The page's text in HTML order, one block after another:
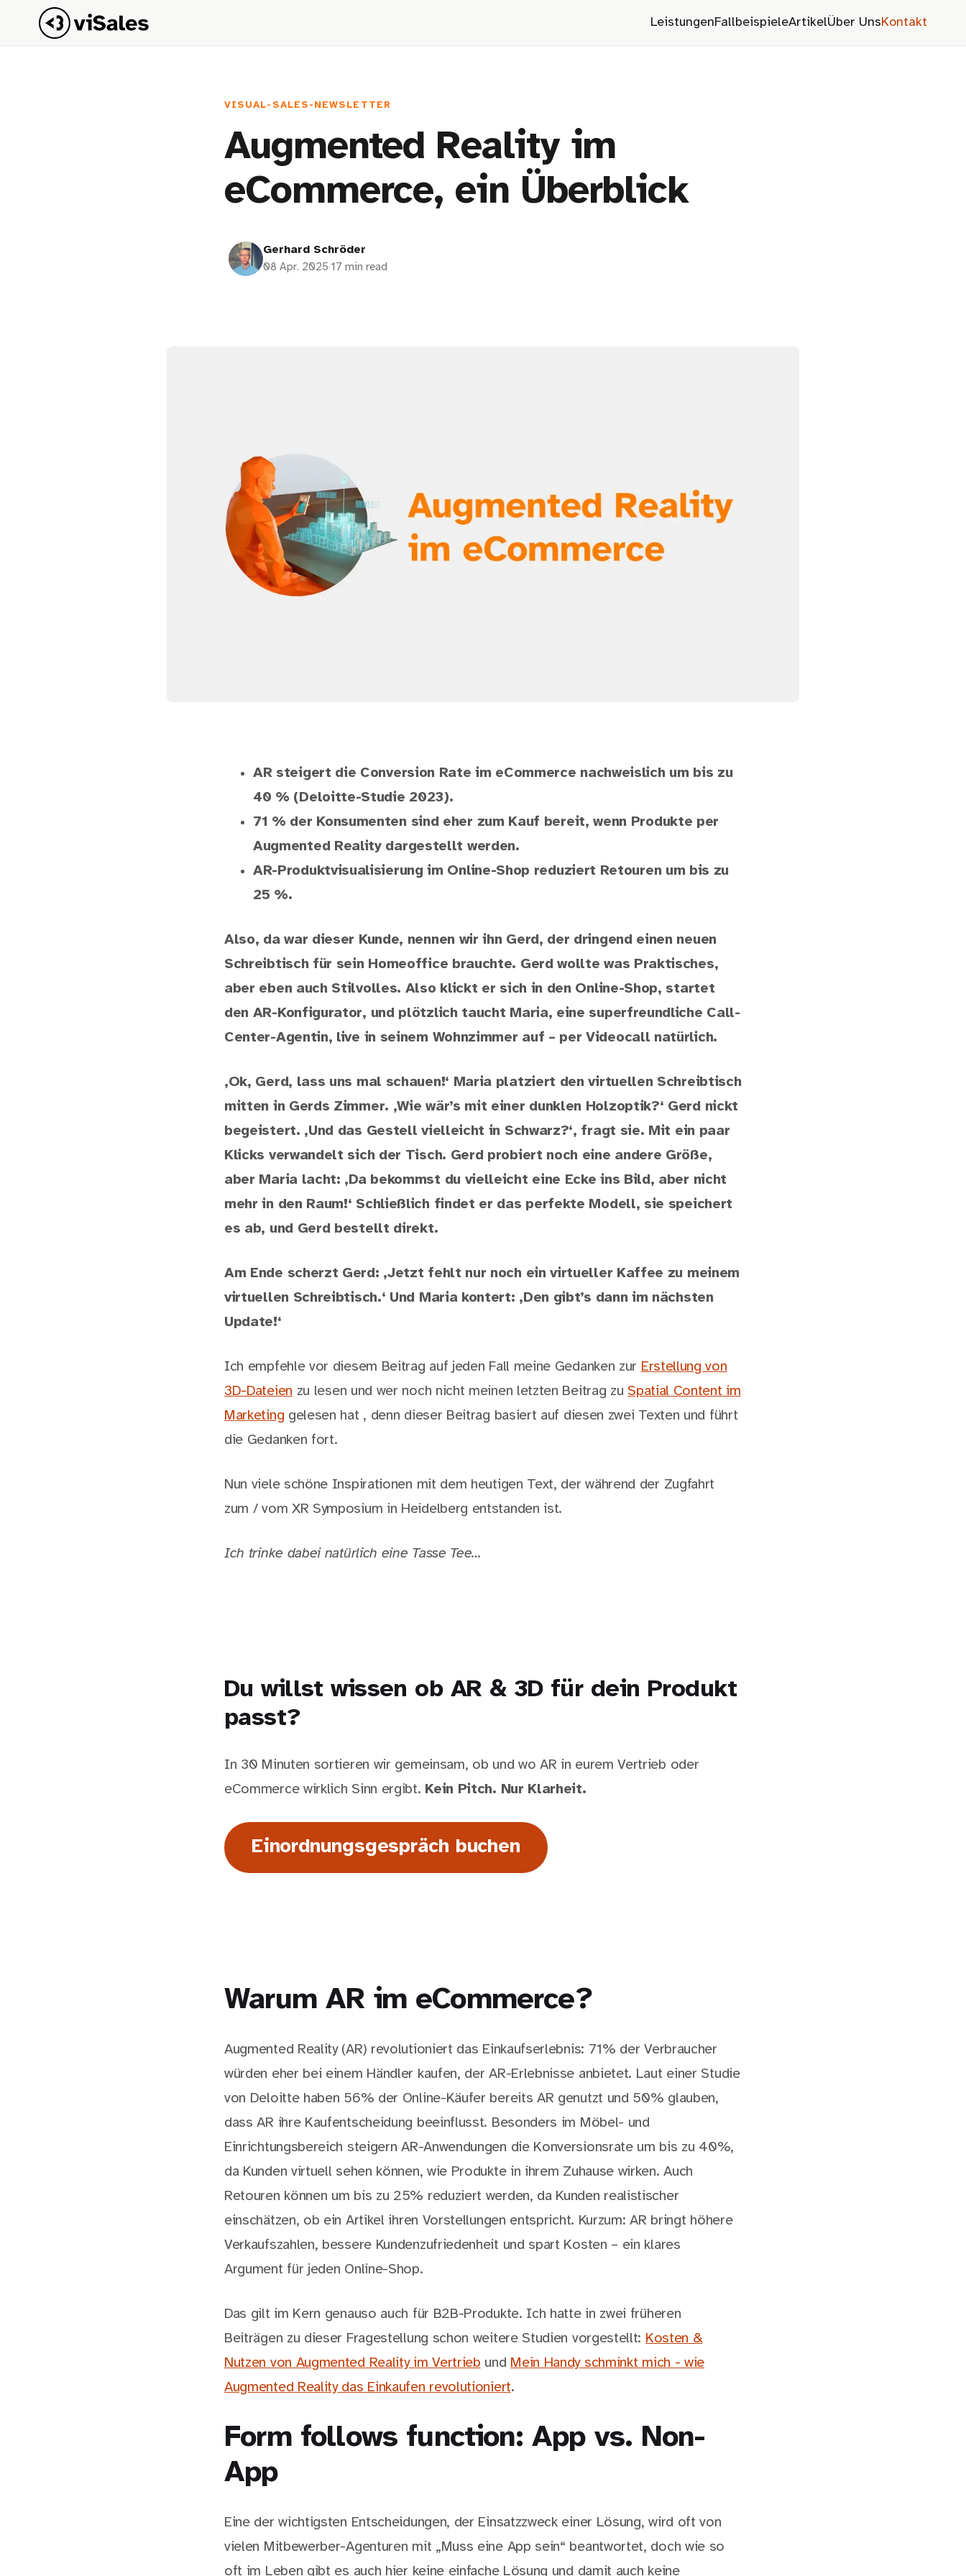
LeistungenFallbeispieleArtikelÜber UnsKontakt
VISUAL-SALES-NEWSLETTER
Augmented Reality im
eCommerce, ein Überblick
Gerhard Schröder
08 Apr. 2025·17 min read
AR steigert die Conversion Rate im eCommerce nachweislich um bis zu
40 % (Deloitte-Studie 2023).
71 % der Konsumenten sind eher zum Kauf bereit, wenn Produkte per
Augmented Reality dargestellt werden.
AR-Produktvisualisierung im Online-Shop reduziert Retouren um bis zu
25 %.
Also, da war dieser Kunde, nennen wir ihn Gerd, der dringend einen neuen
Schreibtisch für sein Homeoffice brauchte. Gerd wollte was Praktisches,
aber eben auch Stilvolles. Also klickt er sich in den Online-Shop, startet
den AR-Konfigurator, und plötzlich taucht Maria, eine superfreundliche Call-
Center-Agentin, live in seinem Wohnzimmer auf – per Videocall natürlich.
‚Ok, Gerd, lass uns mal schauen!‘ Maria platziert den virtuellen Schreibtisch
mitten in Gerds Zimmer. ‚Wie wär’s mit einer dunklen Holzoptik?‘ Gerd nickt
begeistert. ‚Und das Gestell vielleicht in Schwarz?‘, fragt sie. Mit ein paar
Klicks verwandelt sich der Tisch. Gerd probiert noch eine andere Größe,
aber Maria lacht: ‚Da bekommst du vielleicht eine Ecke ins Bild, aber nicht
mehr in den Raum!‘ Schließlich findet er das perfekte Modell, sie speichert
es ab, und Gerd bestellt direkt.
Am Ende scherzt Gerd: ‚Jetzt fehlt nur noch ein virtueller Kaffee zu meinem
virtuellen Schreibtisch.‘ Und Maria kontert: ‚Den gibt’s dann im nächsten
Update!‘
Ich empfehle vor diesem Beitrag auf jeden Fall meine Gedanken zur Erstellung von
3D-Dateien zu lesen und wer noch nicht meinen letzten Beitrag zu Spatial Content im
Marketing gelesen hat , denn dieser Beitrag basiert auf diesen zwei Texten und führt
die Gedanken fort.
Nun viele schöne Inspirationen mit dem heutigen Text, der während der Zugfahrt
zum / vom XR Symposium in Heidelberg entstanden ist.
Ich trinke dabei natürlich eine Tasse Tee…
Du willst wissen ob AR & 3D für dein Produkt
passt?
In 30 Minuten sortieren wir gemeinsam, ob und wo AR in eurem Vertrieb oder
eCommerce wirklich Sinn ergibt. Kein Pitch. Nur Klarheit.
Einordnungsgespräch buchen
Warum AR im eCommerce?
Augmented Reality (AR) revolutioniert das Einkaufserlebnis: 71% der Verbraucher
würden eher bei einem Händler kaufen, der AR-Erlebnisse anbietet. Laut einer Studie
von Deloitte haben 56% der Online-Käufer bereits AR genutzt und 50% glauben,
dass AR ihre Kaufentscheidung beeinflusst. Besonders im Möbel- und
Einrichtungsbereich steigern AR-Anwendungen die Konversionsrate um bis zu 40%,
da Kunden virtuell sehen können, wie Produkte in ihrem Zuhause wirken. Auch
Retouren können um bis zu 25% reduziert werden, da Kunden realistischer
einschätzen, ob ein Artikel ihren Vorstellungen entspricht. Kurzum: AR bringt höhere
Verkaufszahlen, bessere Kundenzufriedenheit und spart Kosten – ein klares
Argument für jeden Online-Shop.
Das gilt im Kern genauso auch für B2B-Produkte. Ich hatte in zwei früheren
Beiträgen zu dieser Fragestellung schon weitere Studien vorgestellt: Kosten &
Nutzen von Augmented Reality im Vertrieb und Mein Handy schminkt mich - wie
Augmented Reality das Einkaufen revolutioniert.
Form follows function: App vs. Non-
App
Eine der wichtigsten Entscheidungen, der Einsatzzweck einer Lösung, wird oft von
vielen Mitbewerber-Agenturen mit „Muss eine App sein“ beantwortet, doch wie so
oft im Leben gibt es auch hier keine einfache Lösung und damit auch keine